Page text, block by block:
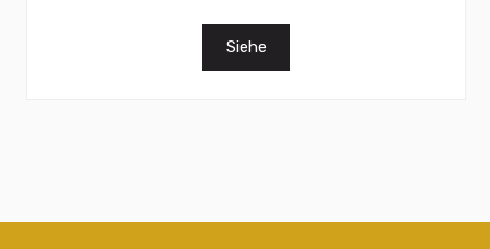
Siehe